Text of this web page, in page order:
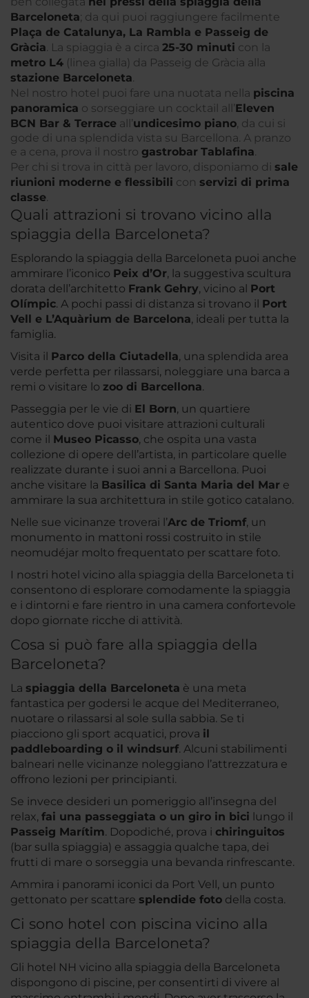
Barceloneta; da qui puoi raggiungere facilmente
Plaça de Catalunya, La Rambla e Passeig de
Gràcia. La spiaggia è a circa 25-30 minuti con la
metro L4 (linea gialla) da Passeig de Gràcia alla
stazione Barceloneta.
Nel nostro hotel puoi fare una nuotata nella piscina
panoramica o sorseggiare un cocktail all’Eleven
BCN Bar & Terrace all’undicesimo piano, da cui si
gode di una splendida vista su Barcellona. A pranzo
e a cena, prova il nostro gastrobar Tablafina.
Per chi si trova in città per lavoro, disponiamo di sale
riunioni moderne e flessibili con servizi di prima
classe.
Quali attrazioni si trovano vicino alla
spiaggia della Barceloneta?
Esplorando la spiaggia della Barceloneta puoi anche
ammirare l’iconico Peix d’Or, la suggestiva scultura
dorata dell’architetto Frank Gehry, vicino al Port
Olímpic. A pochi passi di distanza si trovano il Port
Vell e L’Aquàrium de Barcelona, ideali per tutta la
famiglia.
Visita il Parco della Ciutadella, una splendida area
verde perfetta per rilassarsi, noleggiare una barca a
remi o visitare lo zoo di Barcellona.
Passeggia per le vie di El Born, un quartiere
autentico dove puoi visitare attrazioni culturali
come il Museo Picasso, che ospita una vasta
collezione di opere dell’artista, in particolare quelle
realizzate durante i suoi anni a Barcellona. Puoi
anche visitare la Basilica di Santa Maria del Mar e
ammirare la sua architettura in stile gotico catalano.
Nelle sue vicinanze troverai l’Arc de Triomf, un
monumento in mattoni rossi costruito in stile
neomudéjar molto frequentato per scattare foto.
I nostri hotel vicino alla spiaggia della Barceloneta ti
consentono di esplorare comodamente la spiaggia
e i dintorni e fare rientro in una camera confortevole
dopo giornate ricche di attività.
Cosa si può fare alla spiaggia della
Barceloneta?
La spiaggia della Barceloneta è una meta
fantastica per godersi le acque del Mediterraneo,
nuotare o rilassarsi al sole sulla sabbia. Se ti
piacciono gli sport acquatici, prova il
paddleboarding o il windsurf. Alcuni stabilimenti
balneari nelle vicinanze noleggiano l’attrezzatura e
offrono lezioni per principianti.
Se invece desideri un pomeriggio all’insegna del
relax, fai una passeggiata o un giro in bici lungo il
Passeig Marítim. Dopodiché, prova i chiringuitos
(bar sulla spiaggia) e assaggia qualche tapa, dei
frutti di mare o sorseggia una bevanda rinfrescante.
Ammira i panorami iconici da Port Vell, un punto
gettonato per scattare splendide foto della costa.
Ci sono hotel con piscina vicino alla
spiaggia della Barceloneta?
Gli hotel NH vicino alla spiaggia della Barceloneta
dispongono di piscine, per consentirti di vivere al